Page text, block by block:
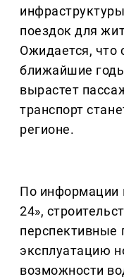
поездок для
Ожидается, что
ближайшие
вырастет
транспорт
регионе.
По информации
24»,
перспективные
эксплуатацию
возможности